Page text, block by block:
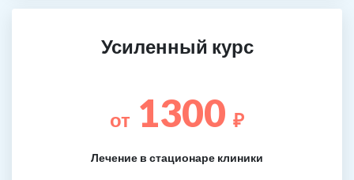
Усиленный курс
от 1300 ₽
Лечение в стационаре клиники